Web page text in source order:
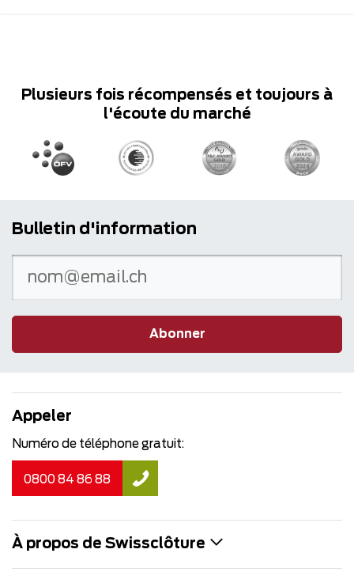
Plusieurs fois récompensés et toujours à
l'écoute du marché
Bulletin d'information
Abonner
Appeler
Numéro de téléphone gratuit:
0800 84 86 88
À propos de Swissclôture